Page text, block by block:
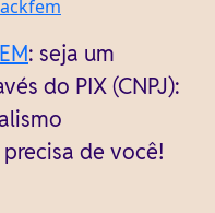
: seja um
do PIX (CNPJ):
de você!